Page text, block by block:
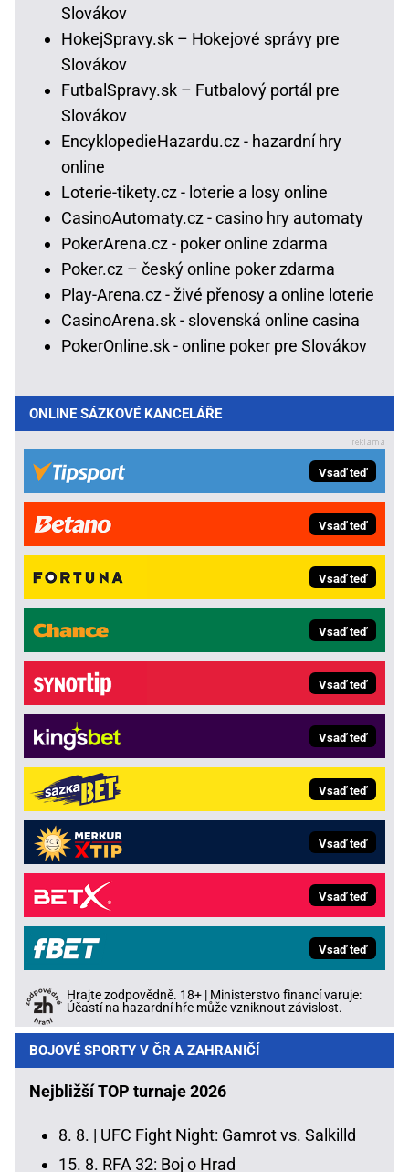
Slovákov
HokejSpravy.sk – Hokejové správy pre
Slovákov
FutbalSpravy.sk – Futbalový portál pre
Slovákov
EncyklopedieHazardu.cz - hazardní hry
online
Loterie-tikety.cz - loterie a losy online
CasinoAutomaty.cz - casino hry automaty
PokerArena.cz - poker online zdarma
Poker.cz – český online poker zdarma
Play-Arena.cz - živé přenosy a online loterie
CasinoArena.sk - slovenská online casina
PokerOnline.sk - online poker pre Slovákov
ONLINE SÁZKOVÉ KANCELÁŘE
Vsaď teď
Vsaď teď
Vsaď teď
Vsaď teď
Vsaď teď
Vsaď teď
Vsaď teď
Vsaď teď
Vsaď teď
Vsaď teď
Hrajte zodpovědně. 18+ | Ministerstvo financí varuje:
Účastí na hazardní hře může vzniknout závislost.
BOJOVÉ SPORTY V ČR A ZAHRANIČÍ
Nejbližší TOP turnaje 2026
8. 8. | UFC Fight Night: Gamrot vs. Salkilld
15. 8. RFA 32: Boj o Hrad